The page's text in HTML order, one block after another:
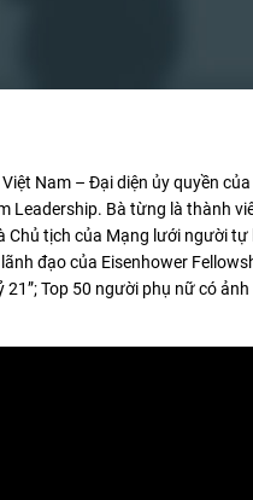
Nam – Đại diện ủy quyền
Leadership. Bà từng là thành
tịch của Mạng lưới người
đạo của Eisenhower
21”; Top 50 người phụ nữ có